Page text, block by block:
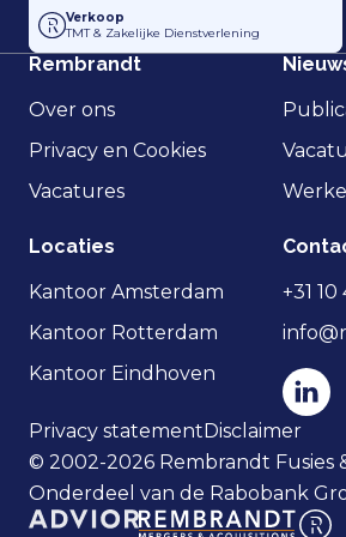
Overname Horti-Text door Agripers
Verkoop
TMT & Zakelijke Dienstverlening
Rembrandt
Over ons
Privacy en Cookies
Vacatures
Locaties
Kantoor Amsterdam
Kantoor Rotterdam
Kantoor Eindhoven
+31 10
Privacy statementDisclaimer
© 2002-2026 Rembrandt Fusies
Onderdeel van de Rabobank